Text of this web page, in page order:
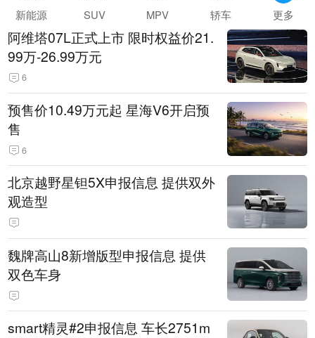
新能源 SUV MPV 轿车 更多
阿维塔07L正式上市 限时权益价21.
99万-26.99万元
6
预售价10.49万元起 星海V6开启预
售
6
北京越野星钽5X申报信息 提供双外
观造型
魏牌高山8新增版型申报信息 提供
双色车身
smart精灵#2申报信息 车长2751m